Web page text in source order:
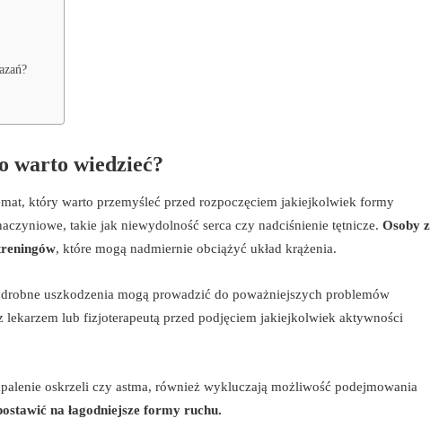
warto wiedzieć?
który warto przemyśleć przed rozpoczęciem jakiejkolwiek formy
takie jak niewydolność serca czy nadciśnienie tętnicze. Osoby z
, które mogą nadmiernie obciążyć układ krążenia.
uszkodzenia mogą prowadzić do poważniejszych problemów
lekarzem lub fizjoterapeutą przed podjęciem jakiejkolwiek aktywności
oskrzeli czy astma, również wykluczają możliwość podejmowania
na łagodniejsze formy ruchu.